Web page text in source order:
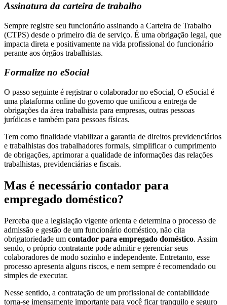
Assinatura da carteira de trabalho
Sempre registre seu funcionário assinando a Carteira de Trabalho
(CTPS) desde o primeiro dia de serviço. É uma obrigação legal, que
impacta direta e positivamente na vida profissional do funcionário
perante aos órgãos trabalhistas.
Formalize no eSocial
O passo seguinte é registrar o colaborador no eSocial, O eSocial é
uma plataforma online do governo que unificou a entrega de
obrigações da área trabalhista para empresas, outras pessoas
jurídicas e também para pessoas físicas.
Tem como finalidade viabilizar a garantia de direitos previdenciários
e trabalhistas dos trabalhadores formais, simplificar o cumprimento
de obrigações, aprimorar a qualidade de informações das relações
trabalhistas, previdenciárias e fiscais.
Mas é necessário contador para
empregado doméstico?
Perceba que a legislação vigente orienta e determina o processo de
admissão e gestão de um funcionário doméstico, não cita
obrigatoriedade um contador para empregado doméstico. Assim
sendo, o próprio contratante pode admitir e gerenciar seus
colaboradores de modo sozinho e independente. Entretanto, esse
processo apresenta alguns riscos, e nem sempre é recomendado ou
simples de executar.
Nesse sentido, a contratação de um profissional de contabilidade
torna-se imensamente importante para você ficar tranquilo e seguro